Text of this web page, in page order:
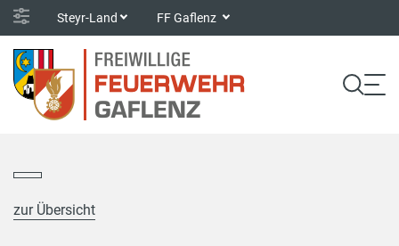
Steyr-Land FF Gaflenz
zur Übersicht